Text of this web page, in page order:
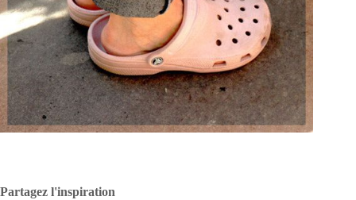
Partagez l'inspiration